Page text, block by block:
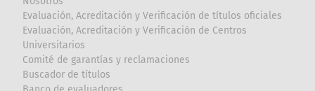
Evaluación, Acreditación y Verificación de títulos oficiales
Evaluación, Acreditación y Verificación de Centros
Universitarios
Comité de garantías y reclamaciones
Buscador de títulos